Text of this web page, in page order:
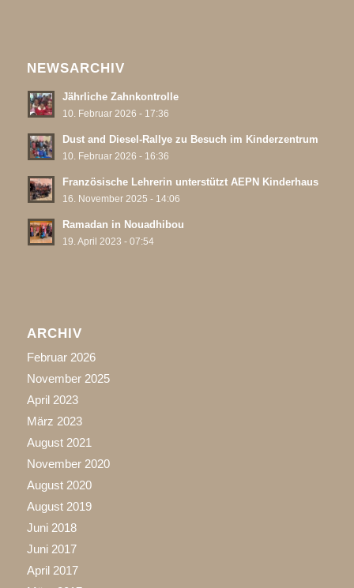
NEWSARCHIV
Jährliche Zahnkontrolle
10. Februar 2026 - 17:36
Dust and Diesel-Rallye zu Besuch im Kinderzentrum
10. Februar 2026 - 16:36
Französische Lehrerin unterstützt AEPN Kinderhaus
16. November 2025 - 14:06
Ramadan in Nouadhibou
19. April 2023 - 07:54
ARCHIV
Februar 2026
November 2025
April 2023
März 2023
August 2021
November 2020
August 2020
August 2019
Juni 2018
Juni 2017
April 2017